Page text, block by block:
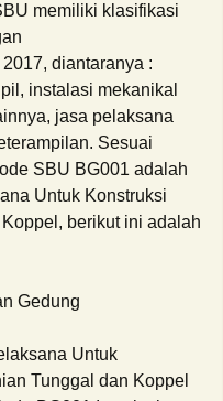
memiliki klasifikasi
diantaranya :
instalasi mekanikal
jasa pelaksana
Sesuai
SBU BG001 adalah
Untuk Konstruksi
berikut ini adalah
Gedung
Untuk
Tunggal dan Koppel